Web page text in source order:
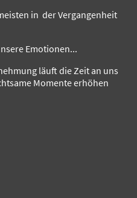
in der Vergangenheit
Emotionen...
läuft die Zeit an uns
Momente erhöhen